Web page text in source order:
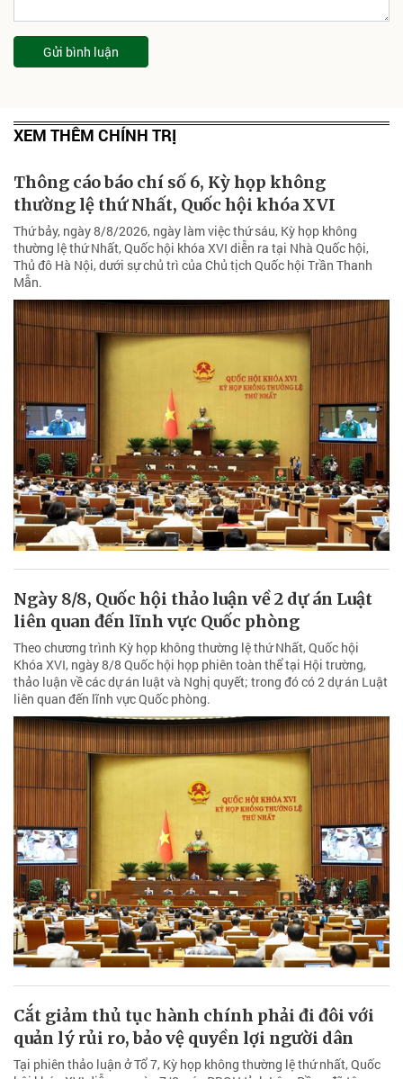
Gửi bình luận
XEM THÊM CHÍNH TRỊ
Thông cáo báo chí số 6, Kỳ họp không
thường lệ thứ Nhất, Quốc hội khóa XVI
Thứ bảy, ngày 8/8/2026, ngày làm việc thứ sáu, Kỳ họp không
thường lệ thứ Nhất, Quốc hội khóa XVI diễn ra tại Nhà Quốc hội,
Thủ đô Hà Nội, dưới sự chủ trì của Chủ tịch Quốc hội Trần Thanh
Mẫn.
Ngày 8/8, Quốc hội thảo luận về 2 dự án Luật
liên quan đến lĩnh vực Quốc phòng
Theo chương trình Kỳ họp không thường lệ thứ Nhất, Quốc hội
Khóa XVI, ngày 8/8 Quốc hội họp phiên toàn thể tại Hội trường,
thảo luận về các dự án luật và Nghị quyết; trong đó có 2 dự án Luật
liên quan đến lĩnh vực Quốc phòng.
Cắt giảm thủ tục hành chính phải đi đôi với
quản lý rủi ro, bảo vệ quyền lợi người dân
Tại phiên thảo luận ở Tổ 7, Kỳ họp không thường lệ thứ nhất, Quốc